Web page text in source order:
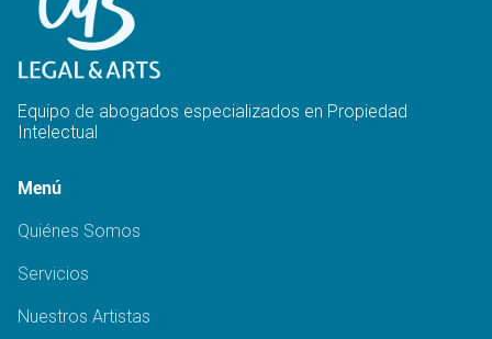
Equipo de abogados especializados en Propiedad
Intelectual
Menú
Quiénes Somos
Servicios
Nuestros Artistas